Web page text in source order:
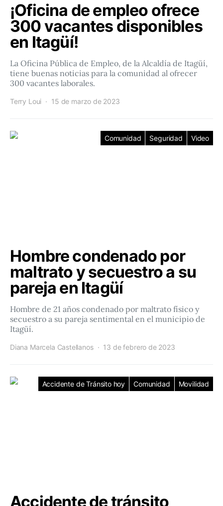
¡Oficina de empleo ofrece
300 vacantes disponibles
en Itagüí!
La Oficina Pública de Empleo, de la Alcaldía de Itagüí,
tiene buenas noticias para la comunidad al ofrecer
300 vacantes laborales.
Terry Loui 15 de marzo de 2023
Comunidad Seguridad Video
Hombre condenado por
maltrato y secuestro a su
pareja en Itagüí
Hombre de 21 años condenado por maltrato físico y
secuestro a su pareja sentimental en el municipio de
Itagüí.
Diana Marcela Castellanos 13 de febrero de 2023
Accidente de Tránsito hoy Comunidad Movilidad
Accidente de tránsito